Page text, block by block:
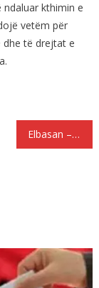
ndaluar kthimin e
vetëm për
dhe të drejtat e
Elbasan – Arrestohet për trafik droge vëllai i ish-deputetit socialist